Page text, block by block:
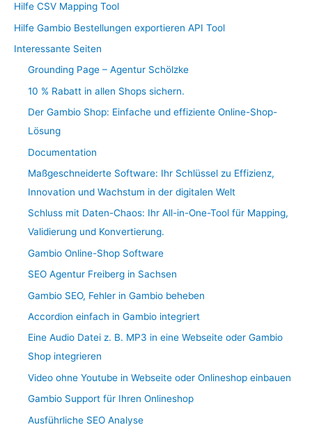
Hilfe CSV Mapping Tool
Hilfe Gambio Bestellungen exportieren API Tool
Interessante Seiten
Grounding Page – Agentur Schölzke
10 % Rabatt in allen Shops sichern.
Der Gambio Shop: Einfache und effiziente Online-Shop-
Lösung
Documentation
Maßgeschneiderte Software: Ihr Schlüssel zu Effizienz,
Innovation und Wachstum in der digitalen Welt
Schluss mit Daten-Chaos: Ihr All-in-One-Tool für Mapping,
Validierung und Konvertierung.
Gambio Online-Shop Software
SEO Agentur Freiberg in Sachsen
Gambio SEO, Fehler in Gambio beheben
Accordion einfach in Gambio integriert
Eine Audio Datei z. B. MP3 in eine Webseite oder Gambio
Shop integrieren
Video ohne Youtube in Webseite oder Onlineshop einbauen
Gambio Support für Ihren Onlineshop
Ausführliche SEO Analyse